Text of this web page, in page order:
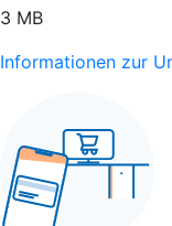
3 MB
Informationen zur